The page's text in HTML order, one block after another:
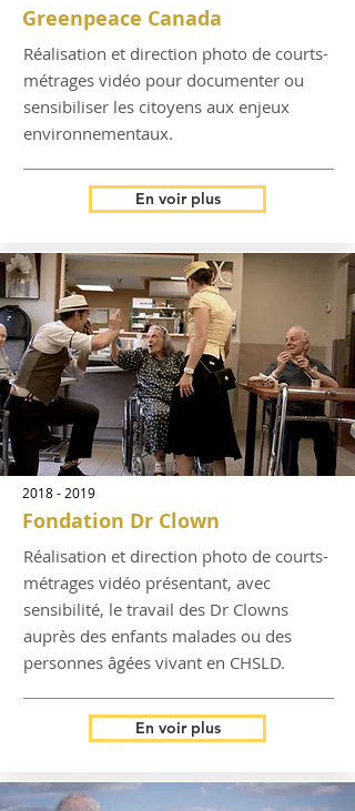
Greenpeace Canada
Réalisation et direction photo de courts-
métrages vidéo pour documenter ou
sensibiliser les citoyens aux enjeux
environnementaux.
En voir plus
2018 - 2019
Fondation Dr Clown
Réalisation et direction photo de courts-
métrages vidéo présentant, avec
sensibilité, le travail des Dr Clowns
auprès des enfants malades ou des
personnes âgées vivant en CHSLD.
En voir plus